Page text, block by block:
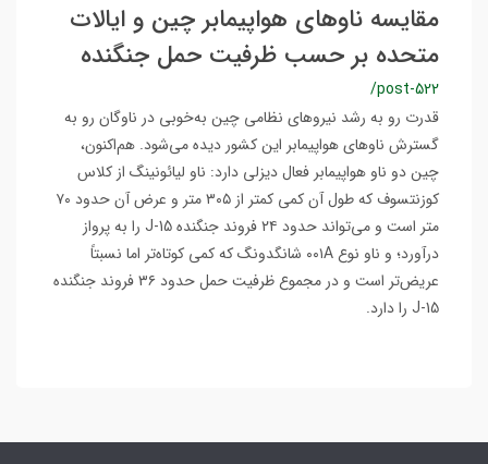
مقایسه ناوهای هواپیمابر چین و ایالات
متحده بر حسب ظرفیت حمل جنگنده
/post-522
قدرت رو به رشد نیروهای نظامی چین به‌خوبی در ناوگان رو به
گسترش ناوهای هواپیمابر این کشور دیده می‌شود. هم‌اکنون،
چین دو ناو هواپیمابر فعال دیزلی دارد: ناو لیائونینگ از کلاس
کوزنتسوف که طول آن کمی کمتر از ۳۰۵ متر و عرض آن حدود ۷۰
متر است و می‌تواند حدود ۲۴ فروند جنگنده J-15 را به پرواز
درآورد؛ و ناو نوع ۰۰۱A شانگدونگ که کمی کوتاه‌تر اما نسبتاً
عریض‌تر است و در مجموع ظرفیت حمل حدود ۳۶ فروند جنگنده
J-15 را دارد.